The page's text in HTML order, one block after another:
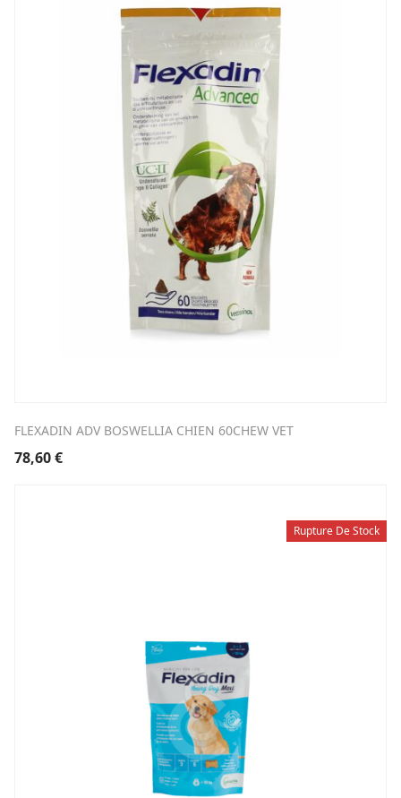
FLEXADIN ADV BOSWELLIA CHIEN 60CHEW VET
78,60€
Rupture De Stock